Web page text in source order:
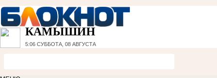
КАМЫШИН
5:06 СУББОТА, 08 АВГУСТА